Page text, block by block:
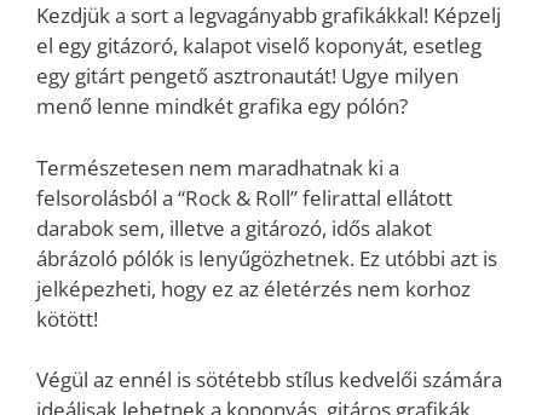
Kezdjük a sort a legvagányabb grafikákkal! Képzelj
el egy gitázoró, kalapot viselő koponyát, esetleg
egy gitárt pengető asztronautát! Ugye milyen
menő lenne mindkét grafika egy pólón?
Természetesen nem maradhatnak ki a
felsorolásból a “Rock & Roll” felirattal ellátott
darabok sem, illetve a gitározó, idős alakot
ábrázoló pólók is lenyűgözhetnek. Ez utóbbi azt is
jelképezheti, hogy ez az életérzés nem korhoz
kötött!
Végül az ennél is sötétebb stílus kedvelői számára